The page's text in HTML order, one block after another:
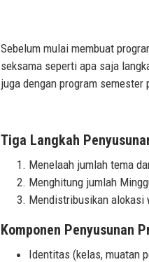
Sebelum mulai membuat
seksama seperti apa saja
juga dengan program semester
Tiga Langkah
Menelaah jumlah tema
Menghitung jumlah
Mendistribusikan alokasi
Komponen Penyusunan
Identitas (kelas, muatan